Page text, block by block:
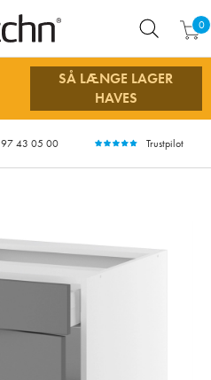
0
SÅ LÆNGE LAGER
HAVES
97 43 05 00 Trustpilot